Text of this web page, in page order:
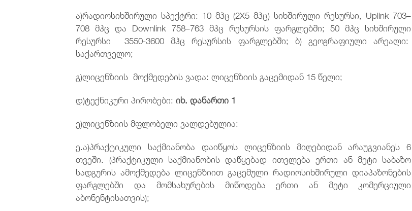
ა)რადიოსიხშირული სპექტრი: 10 მჰც (2X5 მჰც) სიხშირული რესურსი, Uplink 703–
708 მჰც და Downlink 758–763 მჰც რესურსის ფარგლებში; 50 მჰც სიხშირული
რესურსი 3550-3600 მჰც რესურსის ფარგლებში; ბ) გეოგრაფიული არეალი:
საქართველო;
გ)ლიცენზიის მოქმედების ვადა: ლიცენზიის გაცემიდან 15 წელი;
დ)ტექნიკური პირობები:იხ. დანართი 1
ე)ლიცენზიის მფლობელი ვალდებულია:
ე.ა)პრაქტიკული საქმიანობა დაიწყოს ლიცენზიის მიღებიდან არაუგვიანეს 6
თვეში. (პრაქტიკული საქმიანობის დაწყებად ითვლება ერთი ან მეტი საბაზო
სადგურის ამოქმედება ლიცენზიით გაცემული რადიოსიხშირული დიაპაზონების
ფარგლებში და მომსახურების მიწოდება ერთი ან მეტი კომერციული
აბონენტისათვის);